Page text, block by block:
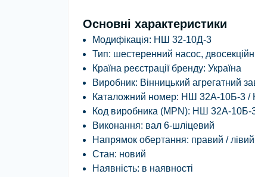
Основні характеристики
Модифікація: НШ 32-10Д-3
Тип: шестеренний насос,
Країна реєстрації бренду: Україна
Виробник: Вінницький агрегатний
Каталожний номер: НШ 32А-10Б-3 /
Код виробника (MPN): НШ 32А-10Б-
Виконання: вал 6-шліцевий
Напрямок обертання: правий / лівий
Стан: новий
Наявність: в наявності